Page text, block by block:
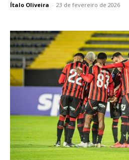
Ítalo Oliveira - 23 de fevereiro de 2026